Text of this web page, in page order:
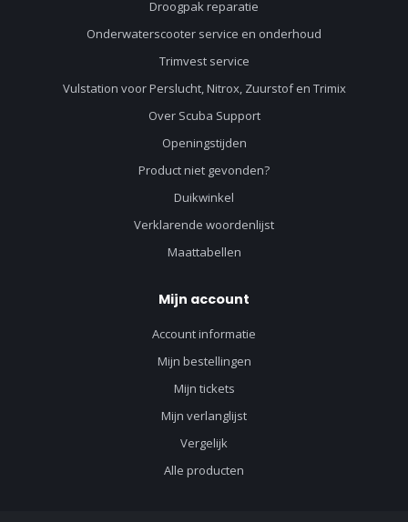
Droogpak reparatie
Onderwaterscooter service en onderhoud
Trimvest service
Vulstation voor Perslucht, Nitrox, Zuurstof en Trimix
Over Scuba Support
Openingstijden
Product niet gevonden?
Duikwinkel
Verklarende woordenlijst
Maattabellen
Mijn account
Account informatie
Mijn bestellingen
Mijn tickets
Mijn verlanglijst
Vergelijk
Alle producten